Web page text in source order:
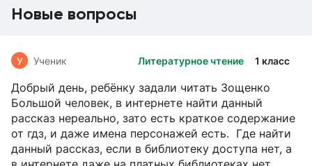
Новые вопросы
Литературное чтение 1 класс
У Ученик
Добрый день, ребёнку задали читать Зощенко
Большой человек, в интернете найти данный
рассказ нереально, зато есть краткое содержание
от гдз, и даже имена персонажей есть. Где найти
данный рассказ, если в библиотеку доступа нет, а